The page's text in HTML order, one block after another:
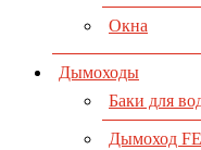
Окна
Дымоходы
Баки для
Дымоход